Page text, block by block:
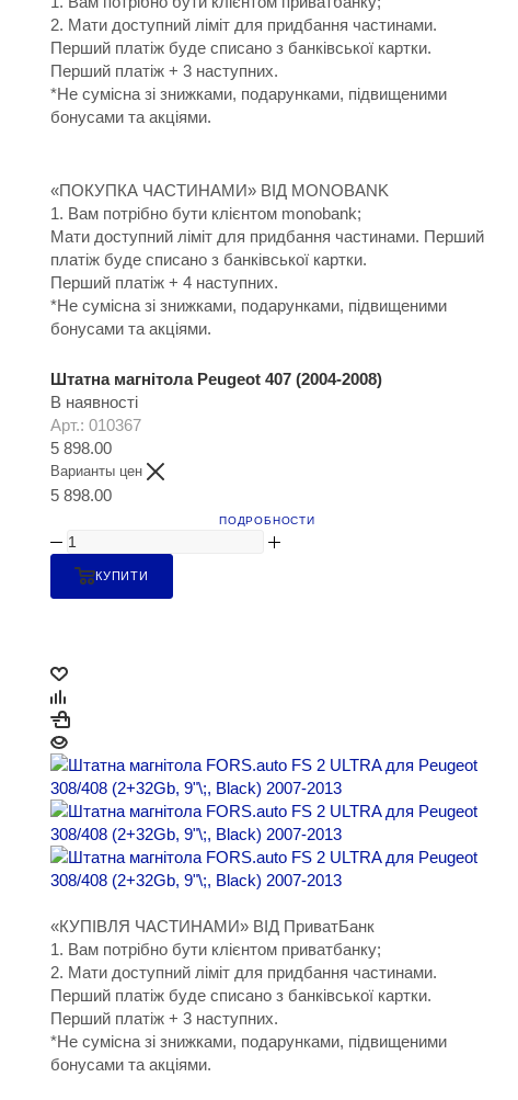
2. Мати доступний ліміт для придбання частинами.
Перший платіж буде списано з банківської картки.
Перший платіж + 3 наступних.
*Не сумісна зі знижками, подарунками, підвищеними
бонусами та акціями.
«ПОКУПКА ЧАСТИНАМИ» ВІД MONOBANK
1. Вам потрібно бути клієнтом monobank;
Мати доступний ліміт для придбання частинами. Перший
платіж буде списано з банківської картки.
Перший платіж + 4 наступних.
*Не сумісна зі знижками, подарунками, підвищеними
бонусами та акціями.
Штатна магнітола Peugeot 407 (2004-2008)
В наявності
Арт.: 010367
5 898.00
Варианты цен
5 898.00
ПОДРОБНОСТИ
КУПИТИ
«КУПІВЛЯ ЧАСТИНАМИ» ВІД ПриватБанк
1. Вам потрібно бути клієнтом приватбанку;
2. Мати доступний ліміт для придбання частинами.
Перший платіж буде списано з банківської картки.
Перший платіж + 3 наступних.
*Не сумісна зі знижками, подарунками, підвищеними
бонусами та акціями.